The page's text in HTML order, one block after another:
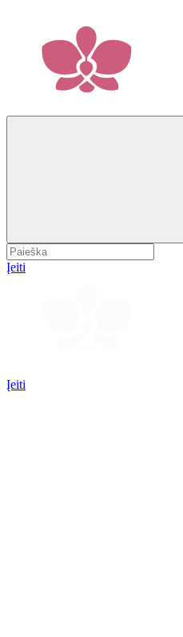
Įeiti
Įeiti